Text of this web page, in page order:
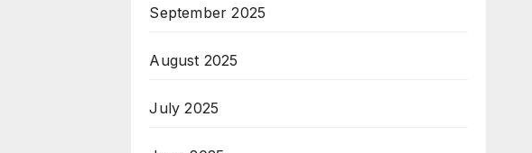
September 2025
August 2025
July 2025